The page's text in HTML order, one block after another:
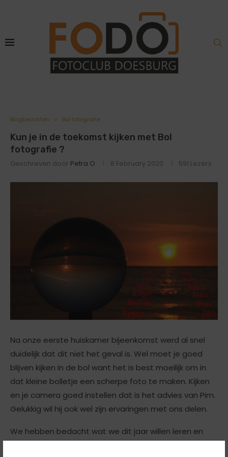
Blogberichten Bol fotografie
Kun je in de toekomst kijken met Bol
fotografie ?
Geschreven door Petra O 8 February 2020 591 Lezers
Na onze eerste huiskamer bijeenkomst werd al snel
duidelijk dat dit niet het geval is. Wel moet je goed
blijven kijken in de bol want het is best moeilijk om in
dat kleine bolletje een scherpe foto te maken. Kijken
en je camera goed instellen dat is het advies van Pim.
Gelukkig wil hij ook wel zijn ervaringen met ons delen.
We hebben bedacht wat we dit jaar willen leren en